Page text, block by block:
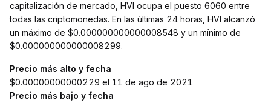
capitalización de mercado, HVI ocupa el puesto 6060 entre
todas las criptomonedas. En las últimas 24 horas, HVI alcanzó
un máximo de $0.000000000000008548 y un mínimo de
$0.000000000000008299.
Precio más alto y fecha
$0.00000000000229 el 11 de ago de 2021
Precio más bajo y fecha